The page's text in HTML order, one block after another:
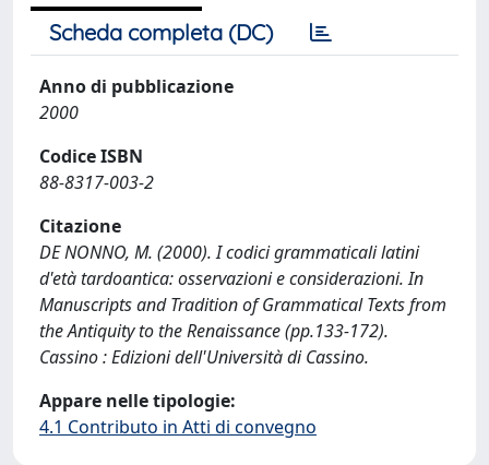
Scheda completa (DC)
Anno di pubblicazione
2000
Codice ISBN
88-8317-003-2
Citazione
DE NONNO, M. (2000). I codici grammaticali latini
d'età tardoantica: osservazioni e considerazioni. In
Manuscripts and Tradition of Grammatical Texts from
the Antiquity to the Renaissance (pp.133-172).
Cassino : Edizioni dell'Università di Cassino.
Appare nelle tipologie:
4.1 Contributo in Atti di convegno